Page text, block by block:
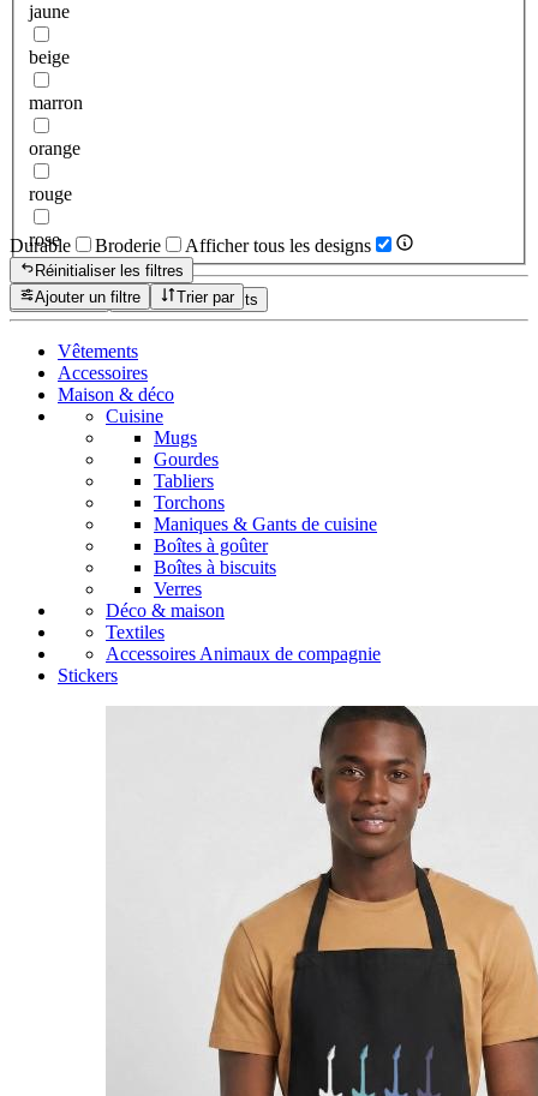
jaune
beige
marron
orange
rouge
rose
Réinitialiser Afficher les produits
Durable Broderie Afficher tous les designs
Réinitialiser les filtres
Ajouter un filtre
Trier par
Vêtements
Accessoires
Maison & déco
Cuisine
Mugs
Gourdes
Tabliers
Torchons
Maniques & Gants de cuisine
Boîtes à goûter
Boîtes à biscuits
Verres
Déco & maison
Textiles
Accessoires Animaux de compagnie
Stickers